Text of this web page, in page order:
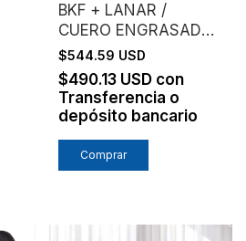
BKF + LANAR /
CUERO ENGRASADO /
ESTRUCTURA NEGRA
$544.59 USD
$490.13 USD con
Transferencia o
depósito bancario
Comprar